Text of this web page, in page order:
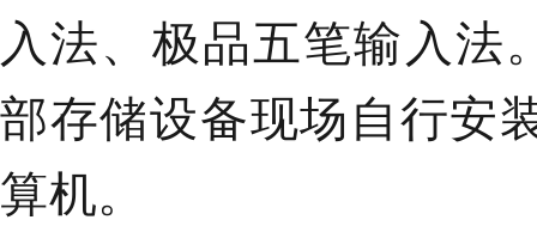
入法、极品五笔输入法
部存储设备现场自行安
算机。